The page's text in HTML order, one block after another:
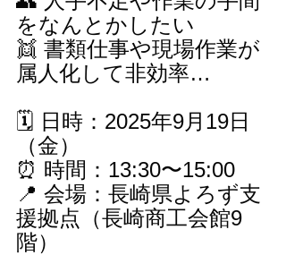
をなんとかしたい
👯 書類仕事や現場作業が
属人化して非効率…
🗓 日時：2025年9月19日
（金）
⏰ 時間：13:30〜15:00
📍 会場：長崎県よろず支
援拠点（長崎商工会館9
階）